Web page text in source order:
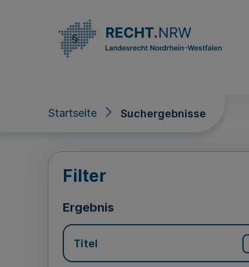
Startseite Suchergebnisse
Suchergebnisse
Filter
Ergebnis
Titel